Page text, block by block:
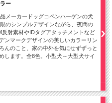
ー
メーカードッグコペンハーゲンの犬
のシンプルデザインながら、夜間の
反射素材やIDタグアタッチメントなど
ンマークデザインの美しいカラーリン
んのこと、家の中外を気にせずずっと
します。全8色。小型犬～大型犬サイ